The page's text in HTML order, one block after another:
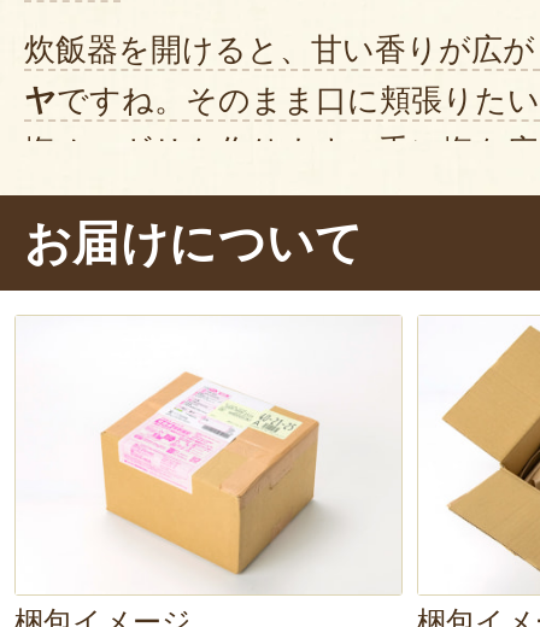
炊飯器を開けると、甘い香りが広
ヤですね。そのまま口に頬張りた
塩オニギリを作ります。手に塩を
サイズに、にぎにぎにぎ……ギュ
成です！美味しそう〜。
さて、一仕事終えて、お楽しみの
ったオニギリ
をいただきます！う
。美味しいです。噛むたびに甘
。シンプルなオニギリだからこ
クトに伝わります。さすが、お米
お届けについて